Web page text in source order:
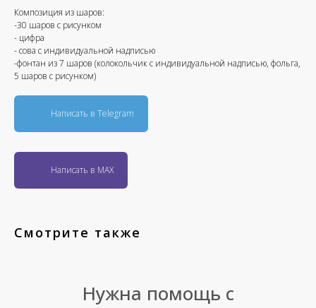
Композиция из шаров:
-30 шаров с рисунком
- цифра
- сова с индивидуальной надписью
-фонтан из 7 шаров (колокольчик с индивидуальной надписью, фольга,
5 шаров с рисунком)
Написать в Telegram
Написать в MAX
Смотрите также
Нужна помощь с